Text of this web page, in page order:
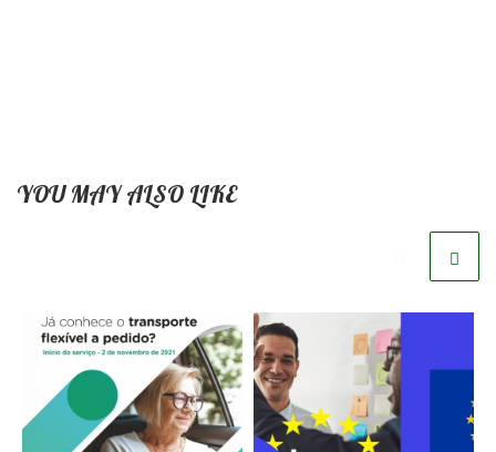
YOU MAY ALSO LIKE